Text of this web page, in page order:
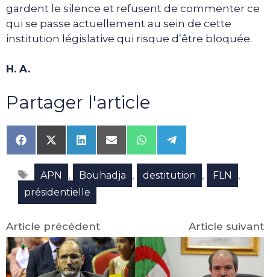
gardent le silence et refusent de commenter ce
qui se passe actuellement au sein de cette
institution législative qui risque d’être bloquée.
H. A.
Partager l'article
Share
on
Facebook
Share
on
X
(Twitter)
Share
on
LinkedIn
Share
on
Email
Share
on
WhatsApp
Share
on
Telegram
Étiquettes
APN , Bouhadja , destitution , FLN ,
présidentielle
Article précédent Article suivant